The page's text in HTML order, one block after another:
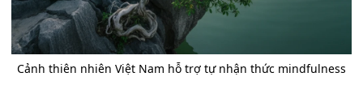
Cảnh thiên nhiên Việt Nam hỗ trợ tự nhận thức mindfulness